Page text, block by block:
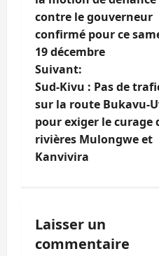
v
i
g
a
t
n
contre le gouverneur
confirmé pour ce
19 décembre
Suivant:
Sud-Kivu : Pas de
sur la route Bukavu-
pour exiger le curage
rivières Mulongwe et
Kanvivira
Laisser un
commentaire